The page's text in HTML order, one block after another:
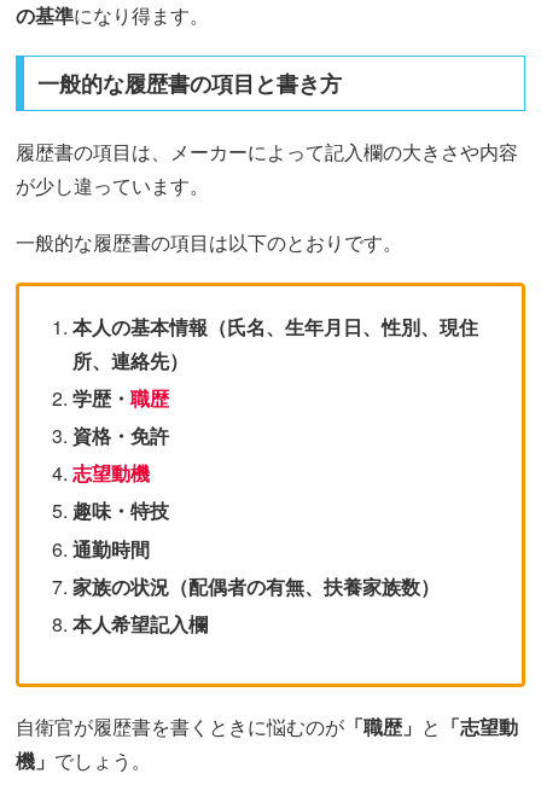
の基準になり得ます。
一般的な履歴書の項目と書き方
履歴書の項目は、メーカーによって記入欄の大きさや内容
が少し違っています。
一般的な履歴書の項目は以下のとおりです。
本人の基本情報（氏名、生年月日、性別、現住
所、連絡先）
学歴・ 職歴
資格・免許
志望動機
趣味・特技
通勤時間
家族の状況（配偶者の有無、扶養家族数）
本人希望記入欄
自衛官が履歴書を書くときに悩むのが 「職歴」 と 「志望動
機」 でしょう。